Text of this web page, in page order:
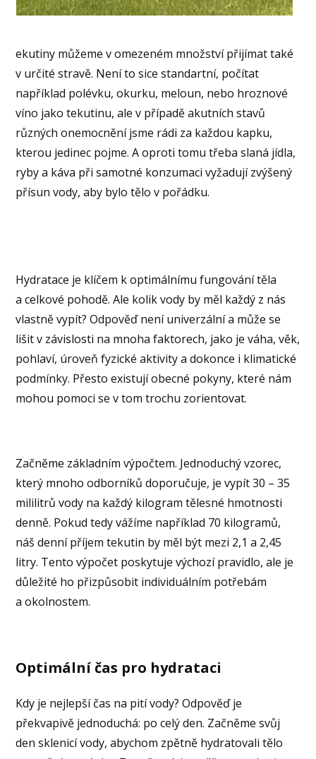
ekutiny můžeme v omezeném množství přijímat také
v určité stravě. Není to sice standartní, počítat
například polévku, okurku, meloun, nebo hroznové
víno jako tekutinu, ale v případě akutních stavů
různých onemocnění jsme rádi za každou kapku,
kterou jedinec pojme. A oproti tomu třeba slaná jídla,
ryby a káva při samotné konzumaci vyžadují zvýšený
přísun vody, aby bylo tělo v pořádku.
Hydratace je klíčem k optimálnímu fungování těla
a celkové pohodě. Ale kolik vody by měl každý z nás
vlastně vypít? Odpověď není univerzální a může se
lišit v závislosti na mnoha faktorech, jako je váha, věk,
pohlaví, úroveň fyzické aktivity a dokonce i klimatické
podmínky. Přesto existují obecné pokyny, které nám
mohou pomoci se v tom trochu zorientovat.
Začněme základním výpočtem. Jednoduchý vzorec,
který mnoho odborníků doporučuje, je vypít 30 – 35
mililitrů vody na každý kilogram tělesné hmotnosti
denně. Pokud tedy vážíme například 70 kilogramů,
náš denní příjem tekutin by měl být mezi 2,1 a 2,45
litry. Tento výpočet poskytuje výchozí pravidlo, ale je
důležité ho přizpůsobit individuálním potřebám
a okolnostem.
Optimální čas pro hydrataci
Kdy je nejlepší čas na pití vody? Odpověď je
překvapivě jednoduchá: po celý den. Začněme svůj
den sklenicí vody, abychom zpětně hydratovali tělo